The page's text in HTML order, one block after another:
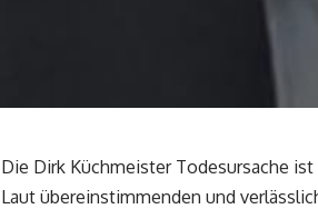
Die Dirk KüchmeisterTodesursache ist
Laut übereinstimmenden und